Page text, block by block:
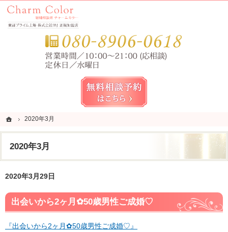
ホーム
2020年3月
2020年3月
錦糸町・亀戸・平井の結婚相談所なら当相談所へ。
錦糸町・亀戸・平井の結婚相談所なら短期成婚を目指すCharm Color (チャームカラー)
2020年3月29日
出会いから2ヶ月✿50歳男性ご成婚♡
『出会いから2ヶ月✿50歳男性ご成婚♡』
ホーム
2020年3月